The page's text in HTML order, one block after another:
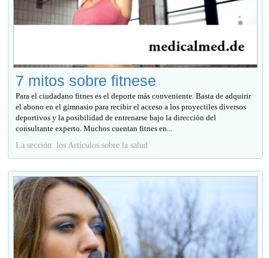
7 mitos sobre fitnese
Para el ciudadano fitnes es el deporte más conveniente. Basta de adquirir
el abono en el gimnasio para recibir el acceso a los proyectiles diversos
deportivos y la posibilidad de entrenarse bajo la dirección del
consultante experto. Muchos cuentan fitnes en...
La sección: los Artículos sobre la salud